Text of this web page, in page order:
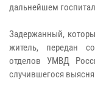
дальнейшем
Задержанный,
житель, передан
отделов УМВД
случившегося